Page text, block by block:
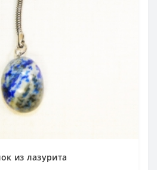
из лазурита